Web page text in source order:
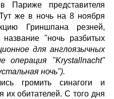
Париже представителя
же в ночь на 8 ноября
Гриншпана резней,
"ночь разбитых
для англоязычных
"Krystallnacht"
ночь").
громить синагоги и
их обитателей. С того дня